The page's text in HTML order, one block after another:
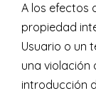
A los efectos
propiedad
Usuario o un
una violación
introducción